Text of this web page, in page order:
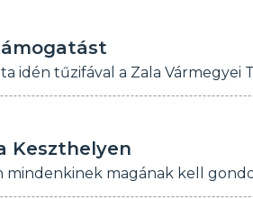
idén tűzifával a Zala Vármegyei
Keszthelyen
mindenkinek magának kell